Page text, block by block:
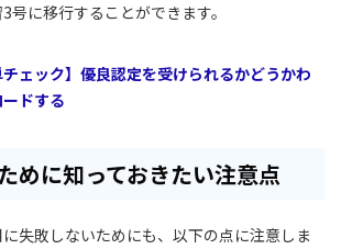
号に移行することができます。
ェック】優良認定を受けられるかどうかわ
ドする
めに知っておきたい注意点
失敗しないためにも、以下の点に注意しま